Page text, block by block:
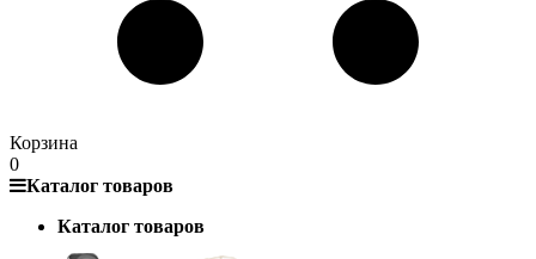
Корзина
0
Каталог товаров
Каталог товаров